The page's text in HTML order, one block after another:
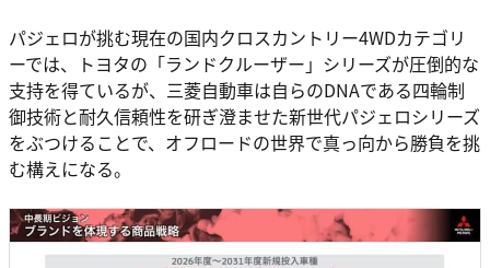
パジェロが挑む現在の国内クロスカントリー4WDカテゴリ
ーでは、トヨタの「ランドクルーザー」シリーズが圧倒的な
支持を得ているが、三菱自動車は自らのDNAである四輪制
御技術と耐久信頼性を研ぎ澄ませた新世代パジェロシリーズ
をぶつけることで、オフロードの世界で真っ向から勝負を挑
む構えになる。